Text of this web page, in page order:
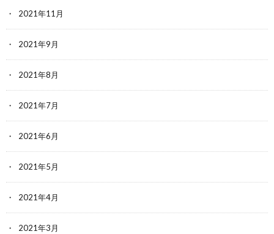
2021年11月
2021年9月
2021年8月
2021年7月
2021年6月
2021年5月
2021年4月
2021年3月